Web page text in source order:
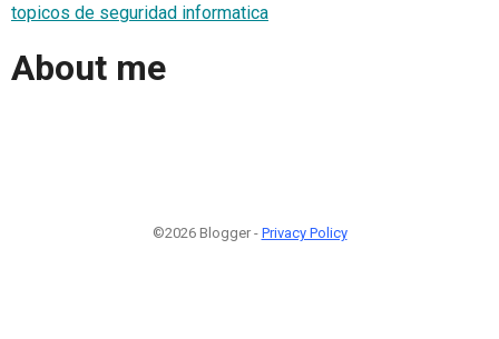
topicos de seguridad informatica
About me
©2026 Blogger - Privacy Policy